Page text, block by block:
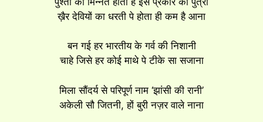
ख़ैर देवियों का धरती पे होता ही कम है आना
बन गई हर भारतीय के गर्व की निशानी
चाहे जिसे हर कोई माथे पे टीके सा सजाना
मिला सौंदर्य से परिपूर्ण नाम ‘झांसी की रानी’
अकेली सौ जितनी, हों बुरी नज़र वाले नाना